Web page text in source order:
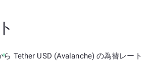
Tether USD (Avalanche) の為替レート